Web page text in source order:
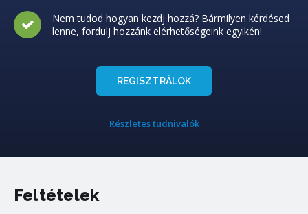
Nem tudod hogyan kezdj hozzá? Bármilyen kérdésed
lenne, fordulj hozzánk elérhetőségeink egyikén!
REGISZTRÁLOK
Részletes tudnivalók
Feltételek